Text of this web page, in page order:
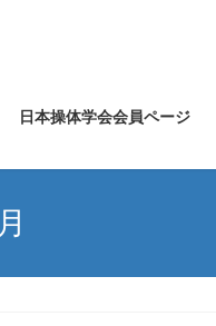
日本操体学会会員ページ